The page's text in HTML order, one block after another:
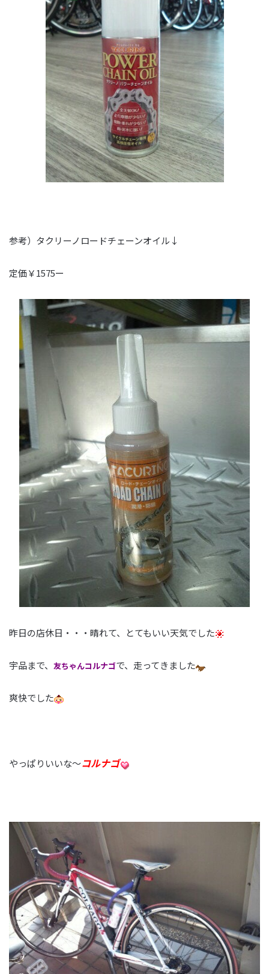
参考）タクリーノロードチェーンオイル↓
定価￥1575ー
昨日の店休日・・・晴れて、とてもいい天気でした
宇品まで、 友ちゃんコルナゴで、走ってきました
爽快でした
やっぱりいいな～コルナゴ